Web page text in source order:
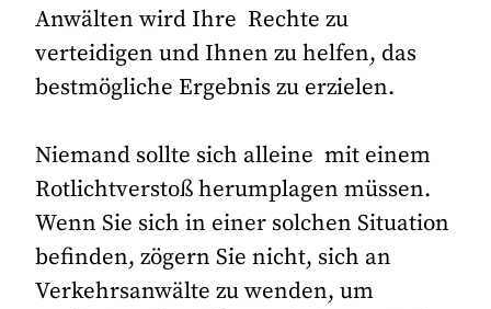
Anwälten wird Ihre Rechte zu
verteidigen und Ihnen zu helfen, das
bestmögliche Ergebnis zu erzielen.
Niemand sollte sich alleine mit einem
Rotlichtverstoß herumplagen müssen.
Wenn Sie sich in einer solchen Situation
befinden, zögern Sie nicht, sich an
Verkehrsanwälte zu wenden, um